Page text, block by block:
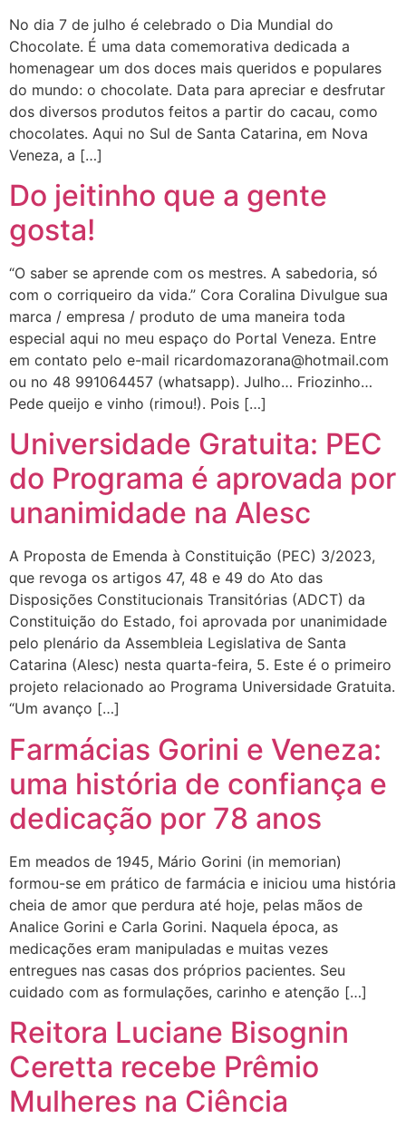
No dia 7 de julho é celebrado o Dia Mundial do
Chocolate. É uma data comemorativa dedicada a
homenagear um dos doces mais queridos e populares
do mundo: o chocolate. Data para apreciar e desfrutar
dos diversos produtos feitos a partir do cacau, como
chocolates. Aqui no Sul de Santa Catarina, em Nova
Veneza, a […]
Do jeitinho que a gente
gosta!
“O saber se aprende com os mestres. A sabedoria, só
com o corriqueiro da vida.” Cora Coralina Divulgue sua
marca / empresa / produto de uma maneira toda
especial aqui no meu espaço do Portal Veneza. Entre
em contato pelo e-mail ricardomazorana@hotmail.com
ou no 48 991064457 (whatsapp). Julho… Friozinho…
Pede queijo e vinho (rimou!). Pois […]
Universidade Gratuita: PEC
do Programa é aprovada por
unanimidade na Alesc
A Proposta de Emenda à Constituição (PEC) 3/2023,
que revoga os artigos 47, 48 e 49 do Ato das
Disposições Constitucionais Transitórias (ADCT) da
Constituição do Estado, foi aprovada por unanimidade
pelo plenário da Assembleia Legislativa de Santa
Catarina (Alesc) nesta quarta-feira, 5. Este é o primeiro
projeto relacionado ao Programa Universidade Gratuita.
“Um avanço […]
Farmácias Gorini e Veneza:
uma história de confiança e
dedicação por 78 anos
Em meados de 1945, Mário Gorini (in memorian)
formou-se em prático de farmácia e iniciou uma história
cheia de amor que perdura até hoje, pelas mãos de
Analice Gorini e Carla Gorini. Naquela época, as
medicações eram manipuladas e muitas vezes
entregues nas casas dos próprios pacientes. Seu
cuidado com as formulações, carinho e atenção […]
Reitora Luciane Bisognin
Ceretta recebe Prêmio
Mulheres na Ciência